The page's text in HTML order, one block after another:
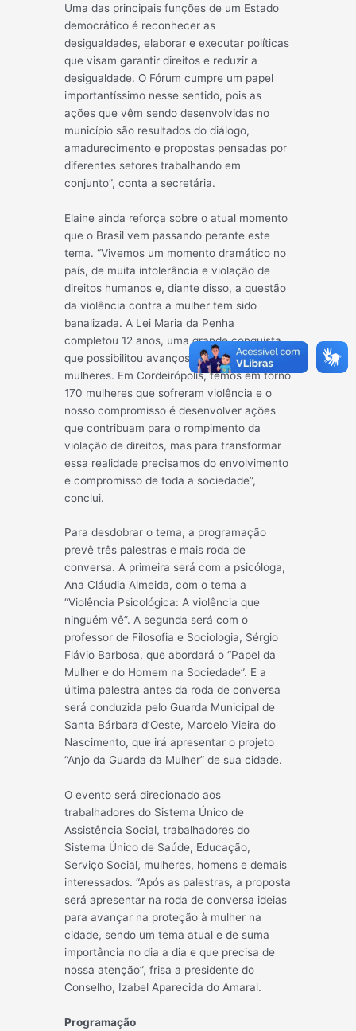
Uma das principais funções de um Estado
democrático é reconhecer as
desigualdades, elaborar e executar políticas
que visam garantir direitos e reduzir a
desigualdade. O Fórum cumpre um papel
importantíssimo nesse sentido, pois as
ações que vêm sendo desenvolvidas no
município são resultados do diálogo,
amadurecimento e propostas pensadas por
diferentes setores trabalhando em
conjunto”, conta a secretária.
Elaine ainda reforça sobre o atual momento
que o Brasil vem passando perante este
tema. “Vivemos um momento dramático no
país, de muita intolerância e violação de
direitos humanos e, diante disso, a questão
da violência contra a mulher tem sido
banalizada. A Lei Maria da Penha
completou 12 anos, uma grande conquista
que possibilitou avanços na proteção às
mulheres. Em Cordeirópolis, temos em torno
170 mulheres que sofreram violência e o
nosso compromisso é desenvolver ações
que contribuam para o rompimento da
violação de direitos, mas para transformar
essa realidade precisamos do envolvimento
e compromisso de toda a sociedade”,
conclui.
Para desdobrar o tema, a programação
prevê três palestras e mais roda de
conversa. A primeira será com a psicóloga,
Ana Cláudia Almeida, com o tema a
“Violência Psicológica: A violência que
ninguém vê”. A segunda será com o
professor de Filosofia e Sociologia, Sérgio
Flávio Barbosa, que abordará o “Papel da
Mulher e do Homem na Sociedade”. E a
última palestra antes da roda de conversa
será conduzida pelo Guarda Municipal de
Santa Bárbara d’Oeste, Marcelo Vieira do
Nascimento, que irá apresentar o projeto
“Anjo da Guarda da Mulher” de sua cidade.
O evento será direcionado aos
trabalhadores do Sistema Único de
Assistência Social, trabalhadores do
Sistema Único de Saúde, Educação,
Serviço Social, mulheres, homens e demais
interessados. “Após as palestras, a proposta
será apresentar na roda de conversa ideias
para avançar na proteção à mulher na
cidade, sendo um tema atual e de suma
importância no dia a dia e que precisa de
nossa atenção”, frisa a presidente do
Conselho, Izabel Aparecida do Amaral.
Programação